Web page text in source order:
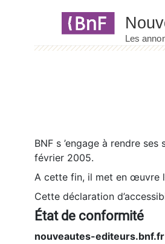
BNF s ’engage à rendre
février 2005.
A cette fin, il met en œuvre
Cette déclaration
État de conformité
nouveautes-editeurs.bnf.fr